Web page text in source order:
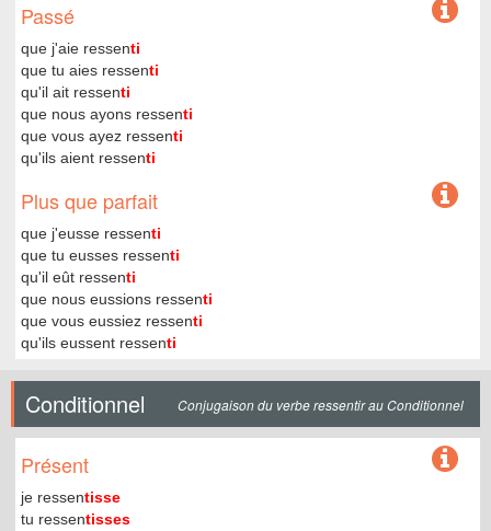
Passé
que j'aie ressenti
que tu aies ressenti
qu'il ait ressenti
que nous ayons ressenti
que vous ayez ressenti
qu'ils aient ressenti
Plus que parfait
que j'eusse ressenti
que tu eusses ressenti
qu'il eût ressenti
que nous eussions ressenti
que vous eussiez ressenti
qu'ils eussent ressenti
Conditionnel Conjugaison du verbe ressentir au Conditionnel
Présent
je ressentisse
tu ressentisses